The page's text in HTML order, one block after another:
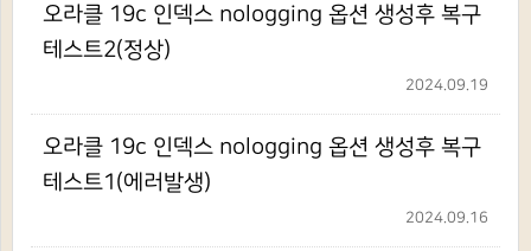
오라클 19c 인덱스 nologging 옵션 생성후 복구
테스트2(정상)
2024.09.19
오라클 19c 인덱스 nologging 옵션 생성후 복구
테스트1(에러발생)
2024.09.16